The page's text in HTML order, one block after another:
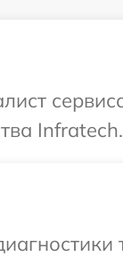
Infratech.